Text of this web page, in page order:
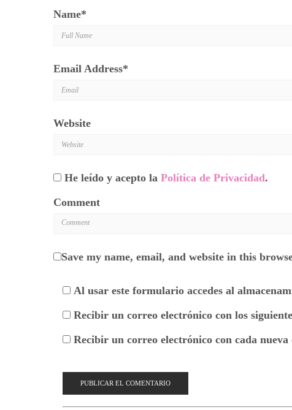
Name*
Email Address*
Website
He leído y acepto la Política de Privacidad.
Comment
Save my name, email, and website in this
Al usar este formulario accedes al
Recibir un correo electrónico con los
Recibir un correo electrónico con cada nueva